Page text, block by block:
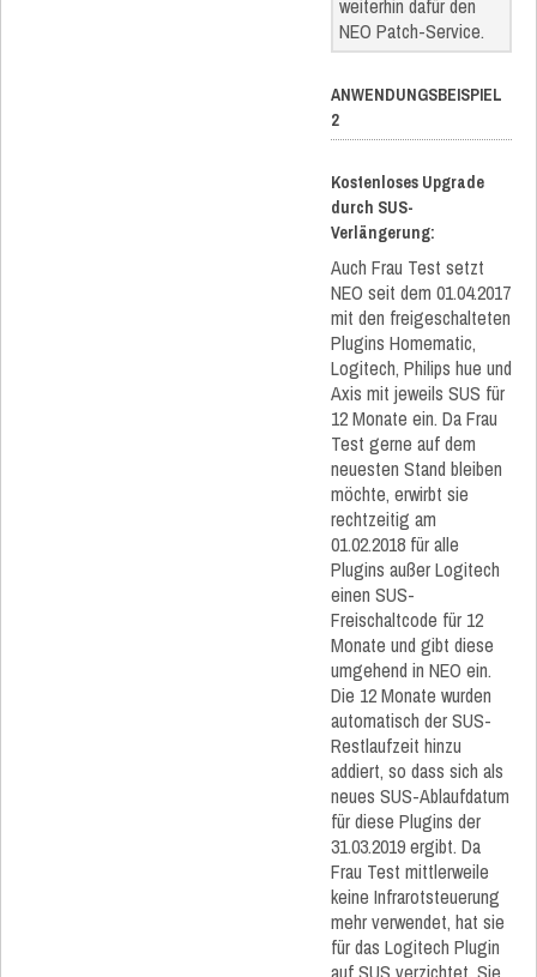
weiterhin dafür den
NEO Patch-Service.
ANWENDUNGSBEISPIEL
2
Kostenloses Upgrade
durch SUS-
Verlängerung:
Auch Frau Test setzt
NEO seit dem 01.04.2017
mit den freigeschalteten
Plugins Homematic,
Logitech, Philips hue und
Axis mit jeweils SUS für
12 Monate ein. Da Frau
Test gerne auf dem
neuesten Stand bleiben
möchte, erwirbt sie
rechtzeitig am
01.02.2018 für alle
Plugins außer Logitech
einen SUS-
Freischaltcode für 12
Monate und gibt diese
umgehend in NEO ein.
Die 12 Monate wurden
automatisch der SUS-
Restlaufzeit hinzu
addiert, so dass sich als
neues SUS-Ablaufdatum
für diese Plugins der
31.03.2019 ergibt. Da
Frau Test mittlerweile
keine Infrarotsteuerung
mehr verwendet, hat sie
für das Logitech Plugin